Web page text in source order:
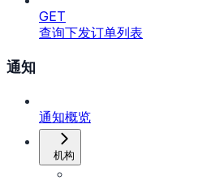
GET
查询下发订单列表
通知
通知概览
机构